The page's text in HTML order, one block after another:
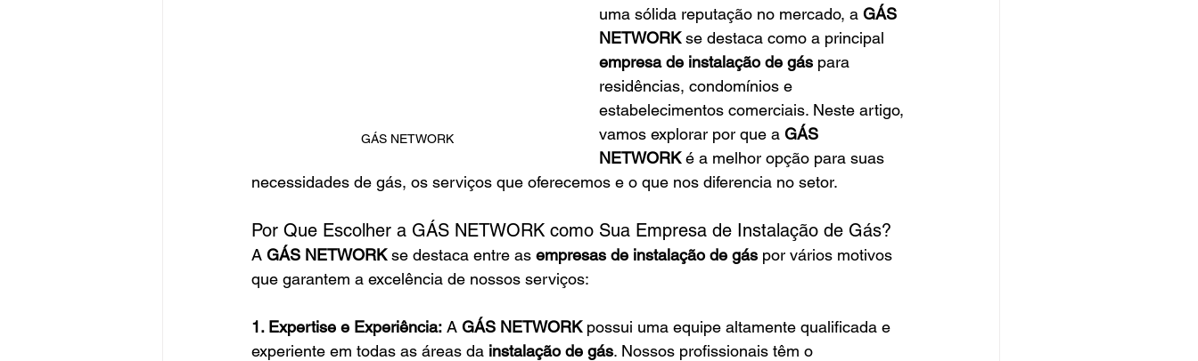
GÁS NETWORK
uma sólida reputação no mercado, a GÁS
NETWORK se destaca como a principal
empresa de instalação de gás para
residências, condomínios e
estabelecimentos comerciais. Neste artigo,
vamos explorar por que a GÁS
NETWORK é a melhor opção para suas
necessidades de gás, os serviços que oferecemos e o que nos diferencia no setor.
Por Que Escolher a GÁS NETWORK como Sua Empresa de Instalação de Gás?
A GÁS NETWORK se destaca entre as empresas de instalação de gás por vários motivos
que garantem a excelência de nossos serviços:
1. Expertise e Experiência: A GÁS NETWORK possui uma equipe altamente qualificada e
experiente em todas as áreas da instalação de gás. Nossos profissionais têm o